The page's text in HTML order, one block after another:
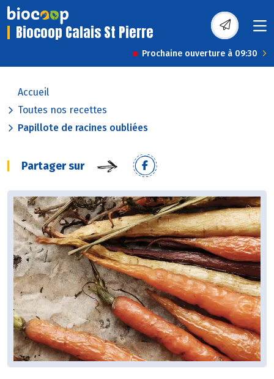
Biocoop Calais St Pierre
Prochaine ouverture à 09:30
Accueil
Toutes nos recettes
Papillote de racines oubliées
Partager sur